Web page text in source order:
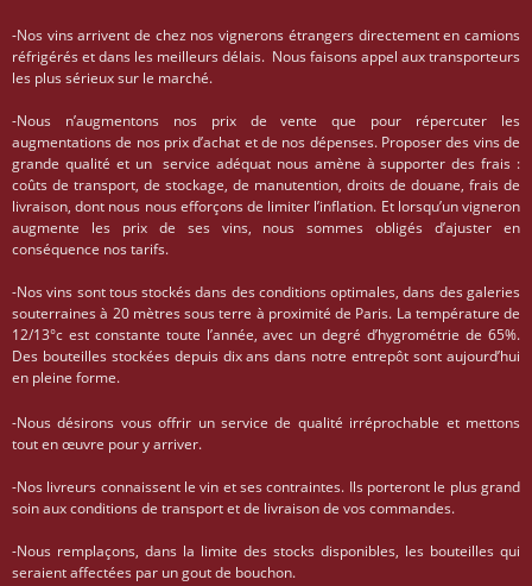
-Nos vins arrivent de chez nos vignerons étrangers directement en camions
réfrigérés et dans les meilleurs délais. Nous faisons appel aux transporteurs
les plus sérieux sur le marché.
-Nous n’augmentons nos prix de vente que pour répercuter les
augmentations de nos prix d’achat et de nos dépenses. Proposer des vins de
grande qualité et un service adéquat nous amène à supporter des frais :
coûts de transport, de stockage, de manutention, droits de douane, frais de
livraison, dont nous nous efforçons de limiter l’inflation. Et lorsqu’un vigneron
augmente les prix de ses vins, nous sommes obligés d’ajuster en
conséquence nos tarifs.
-Nos vins sont tous stockés dans des conditions optimales, dans des galeries
souterraines à 20 mètres sous terre à proximité de Paris. La température de
12/13°c est constante toute l’année, avec un degré d’hygrométrie de 65%.
Des bouteilles stockées depuis dix ans dans notre entrepôt sont aujourd’hui
en pleine forme.
-Nous désirons vous offrir un service de qualité irréprochable et mettons
tout en œuvre pour y arriver.
-Nos livreurs connaissent le vin et ses contraintes. Ils porteront le plus grand
soin aux conditions de transport et de livraison de vos commandes.
-Nous remplaçons, dans la limite des stocks disponibles, les bouteilles qui
seraient affectées par un gout de bouchon.